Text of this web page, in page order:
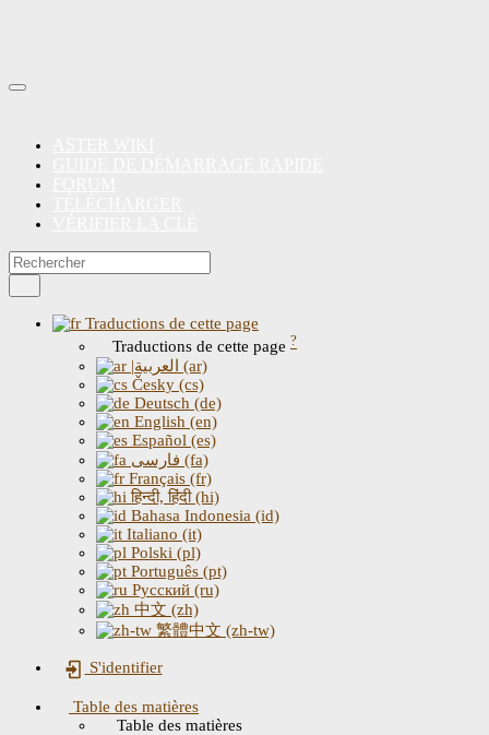
Traductions de cette page
Traductions de cette page ?
|العربية (ar)
Česky (cs)
Deutsch (de)
English (en)
Español (es)
فارسی (fa)
Français (fr)
हिन्दी, हिंदी (hi)
Bahasa Indonesia (id)
Italiano (it)
Polski (pl)
Português (pt)
Русский (ru)
中文 (zh)
繁體中文 (zh-tw)
S'identifier
Table des matières
Table des matières